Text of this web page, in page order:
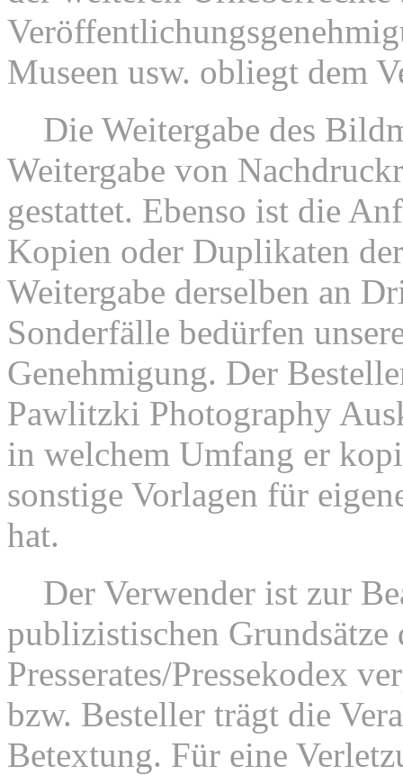
Museen usw. obliegt dem
Die Weitergabe des
Weitergabe von
gestattet. Ebenso ist die
Kopien oder Duplikaten
Weitergabe derselben an
Sonderfälle bedürfen
Genehmigung. Der
Pawlitzki Photography
in welchem Umfang er
sonstige Vorlagen für
hat.
Der Verwender ist zur
publizistischen Grundsätze
Presserates/Pressekodex
bzw. Besteller trägt die
Betextung. Für eine